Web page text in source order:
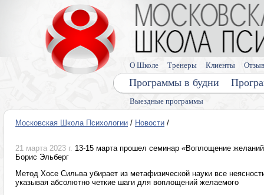
Выездные программы
Программы в будни
О Школе Тренеры Клиенты
Московская Школа Психологии / Новости /
21 марта 2023 г. 13-15 марта прошел семинар «Воплощение
Борис Эльберг
Метод Хосе Сильва убирает из метафизической науки все
указывая абсолютно четкие шаги для воплощений желаемого